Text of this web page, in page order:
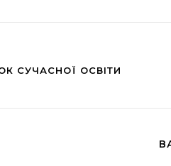
СУЧАСНОЇ ОСВІТИ